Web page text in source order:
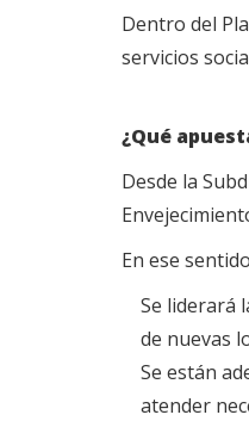
Dentro del
servicios
¿Qué
Desde la
En ese
Se liderará
de nuevas
Se están
atender